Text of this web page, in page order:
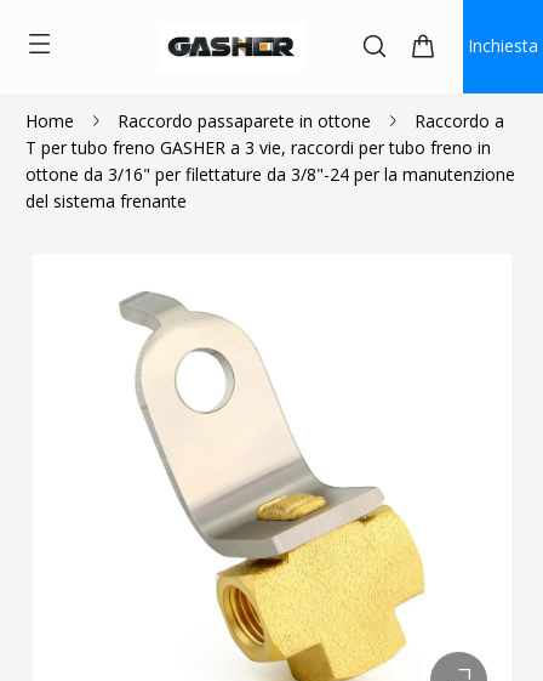
Inchiesta
Home Raccordo passaparete in ottone
Raccordo a
T per tubo freno GASHER a 3 vie, raccordi per tubo freno in
ottone da 3/16" per filettature da 3/8"-24 per la manutenzione
del sistema frenante
$6.50 $4.60